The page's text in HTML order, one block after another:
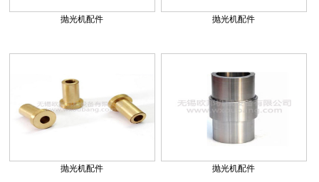
抛光机配件 抛光机配件
抛光机配件 抛光机配件